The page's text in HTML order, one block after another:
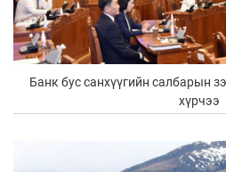
Банк бус санхүүгийн салбарын
хүрчээ